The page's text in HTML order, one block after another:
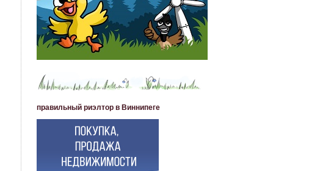
правильный риэлтор в Виннипеге